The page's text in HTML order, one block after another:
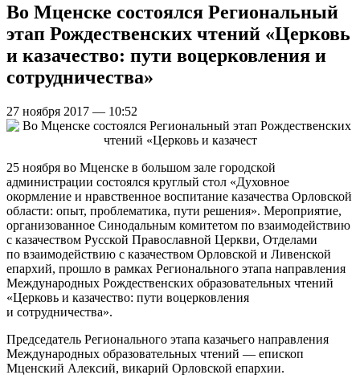
Во Мценске состоялся Региональный
этап Рождественских чтений «Церковь
и казачество: пути воцерковления и
сотрудничества»
27 ноября 2017 — 10:52
25 ноября во Мценске в большом зале городской
администрации состоялся круглый стол «Духовное
окормление и нравственное воспитание казачества Орловской
области: опыт, проблематика, пути решения». Мероприятие,
организованное Синодальным комитетом по взаимодействию
с казачеством Русской Православной Церкви, Отделами
по взаимодействию с казачеством Орловской и Ливенской
епархий, прошло в рамках Регионального этапа направления
Международных Рождественских образовательных чтений
«Церковь и казачество: пути воцерковления
и сотрудничества».
Председатель Регионального этапа казачьего направления
Международных образовательных чтений — епископ
Мценский Алексий, викарий Орловской епархии.